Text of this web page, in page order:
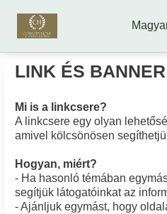
LINK ÉS
Mi is a linkcsere?
A linkcsere egy olyan
amivel kölcsönösen
Hogyan, miért?
- Ha hasonló témában
segítjük látogatóinkat az
- Ajánljuk egymást, hogy